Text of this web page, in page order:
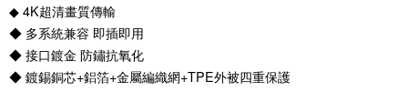
◆ 4K超清畫質傳輸
◆ 多系統兼容 即插即用
◆ 接口鍍金 防鏽抗氧化
◆ 鍍錫銅芯+鋁箔+金屬編織網+TPE外被四重保護